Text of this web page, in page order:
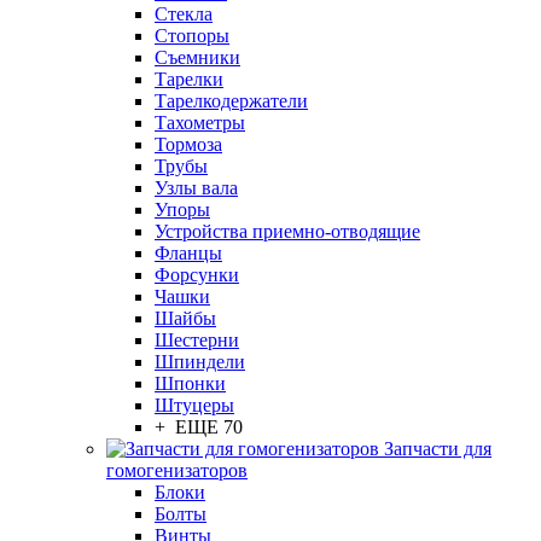
Стекла
Стопоры
Съемники
Тарелки
Тарелкодержатели
Тахометры
Тормоза
Трубы
Узлы вала
Упоры
Устройства приемно-отводящие
Фланцы
Форсунки
Чашки
Шайбы
Шестерни
Шпиндели
Шпонки
Штуцеры
+ ЕЩЕ 70
Запчасти для
гомогенизаторов
Блоки
Болты
Винты